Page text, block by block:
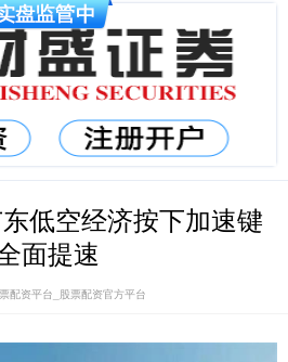
低空经济按下加速键
面提速
配资平台_股票配资官方平台